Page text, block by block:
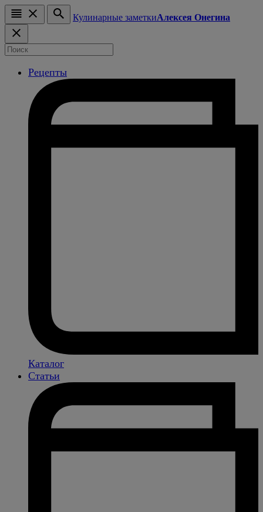
Кулинарные заметкиАлексея Онегина
Рецепты
Каталог
Статьи